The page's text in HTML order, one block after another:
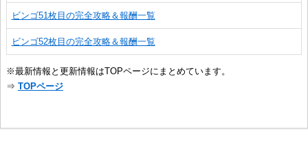
ビンゴ51枚目の完全攻略＆報酬一覧
ビンゴ52枚目の完全攻略＆報酬一覧
※最新情報と更新情報はTOPページにまとめています。
⇒ TOPページ